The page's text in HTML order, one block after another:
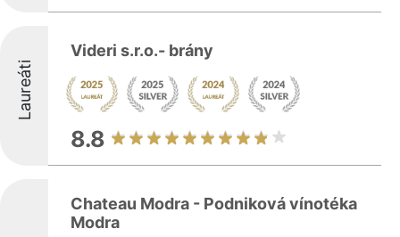
Laureáti
Videri s.r.o.- brány
8.8
Chateau Modra - Podniková vínotéka
Modra